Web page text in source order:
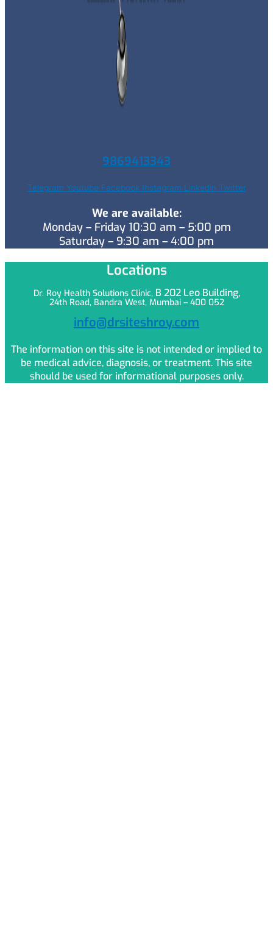
9869413343
Telegram Youtube Facebook Instagram Linkedin Twitter
We are available:
Monday – Friday 10:30 am – 5:00 pm
Saturday – 9:30 am – 4:00 pm
Locations
Dr. Roy Health Solutions Clinic, B 202 Leo Building,
24th Road, Bandra West, Mumbai – 400 052
info@drsiteshroy.com
The information on this site is not intended or implied to
be medical advice, diagnosis, or treatment. This site
should be used for informational purposes only.